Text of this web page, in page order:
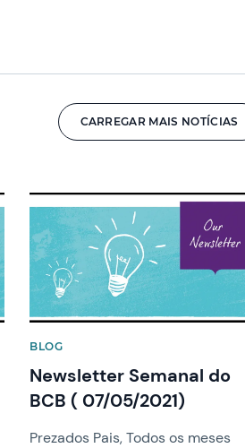
CARREGAR MAIS NOTÍCIAS
News image
BLOG
Newsletter Semanal do
BCB ( 07/05/2021)
Prezados Pais, Todos os meses